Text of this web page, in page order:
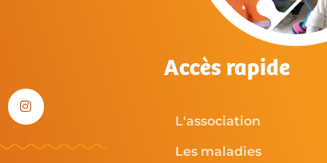
Accès rapide
L'association
Les maladies